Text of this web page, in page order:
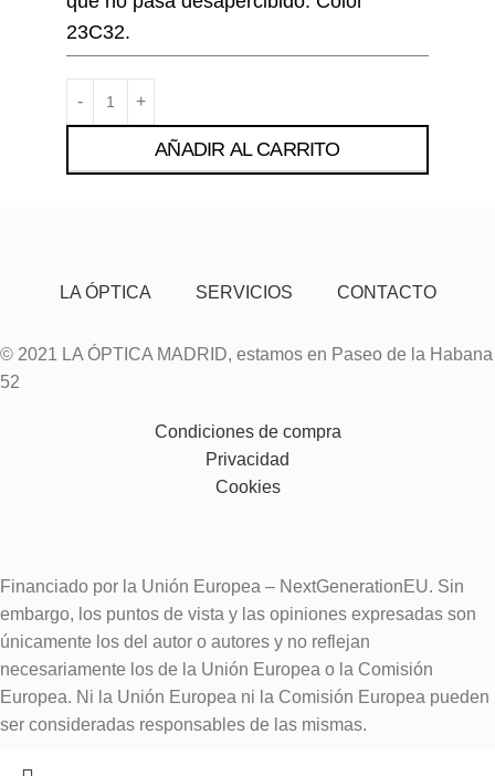
23C32.
AÑADIR AL CARRITO
LA ÓPTICA SERVICIOS CONTACTO
© 2021 LA ÓPTICA MADRID, estamos en Paseo de la Habana
52
Condiciones de compra
Privacidad
Cookies
Financiado por la Unión Europea – NextGenerationEU. Sin
embargo, los puntos de vista y las opiniones expresadas son
únicamente los del autor o autores y no reflejan
necesariamente los de la Unión Europea o la Comisión
Europea. Ni la Unión Europea ni la Comisión Europea pueden
ser consideradas responsables de las mismas.